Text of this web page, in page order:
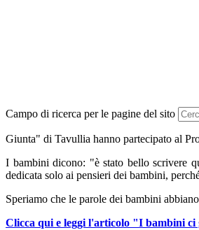
Campo di ricerca per le pagine del sito
Giunta" di Tavullia hanno partecipato al
I bambini dicono: "è stato bello scrivere
dedicata solo ai pensieri dei bambini,
Speriamo che le parole dei bambini
Clicca qui e leggi l'articolo "I bambini ci